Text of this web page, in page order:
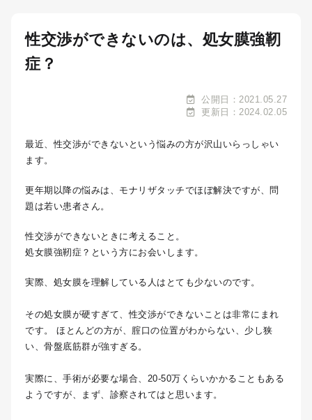
性交渉ができないのは、処女膜強靭
症？
公開日：2021.05.27
更新日：2024.02.05
最近、性交渉ができないという悩みの方が沢山いらっしゃい
ます。
更年期以降の悩みは、モナリザタッチでほぼ解決ですが、問
題は若い患者さん。
性交渉ができないときに考えること。
処女膜強靭症？という方にお会いします。
実際、処女膜を理解している人はとても少ないのです。
その処女膜が硬すぎて、性交渉ができないことは非常にまれ
です。 ほとんどの方が、腟口の位置がわからない、少し狭
い、骨盤底筋群が強すぎる。
実際に、手術が必要な場合、20-50万くらいかかることもある
ようですが、まず、診察されてはと思います。